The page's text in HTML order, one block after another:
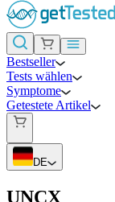
Bestseller
Tests wählen
Symptome
Getestete Artikel
DE
UNCX